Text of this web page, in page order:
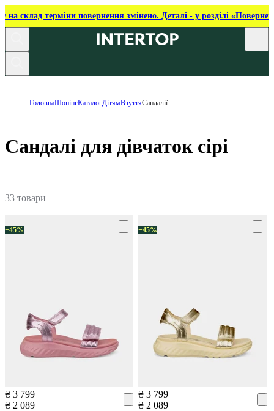
на склад терміни повернення змінено. Деталі - у розділі
ГоловнаШопінгКаталогДітямВзуттяСандалії
Сандалі для дівчаток сірі
33 товари
−45%
₴ 3 799
₴ 2 089
−45%
₴ 3 799
₴ 2 089